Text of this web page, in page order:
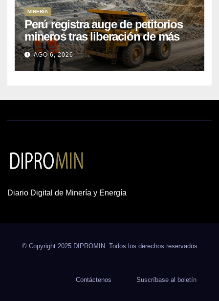
MINERÍA
Perú registra auge de petitorios
mineros tras liberación de más
de mil concesiones para explorar
cobre y oro
AGO 6, 2026
Diario Digital de Minería y Energía
© Copyright 2025 DIPROMIN. Todos los derechos reservados
Contáctenos Suscríbase al boletín